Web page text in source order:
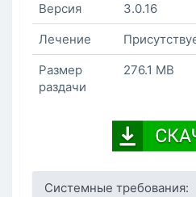
Версия
3.0.16
Лечение
Размер
раздачи
276.1 MB
Системные требования: